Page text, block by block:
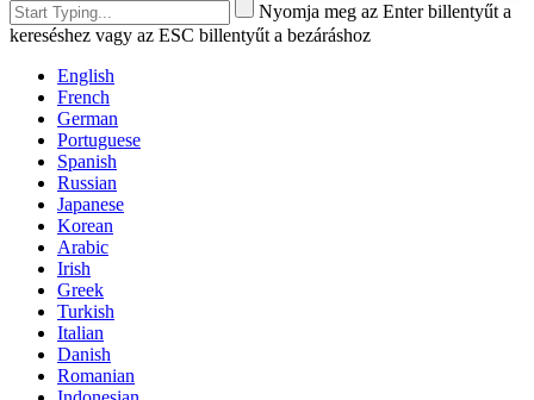
Nyomja meg az Enter billentyűt a
kereséshez vagy az ESC billentyűt a bezáráshoz
English
French
German
Portuguese
Spanish
Russian
Japanese
Korean
Arabic
Irish
Greek
Turkish
Italian
Danish
Romanian